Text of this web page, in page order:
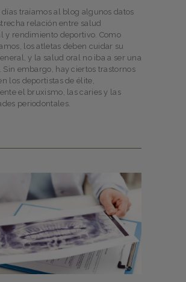
días traíamos al blog algunos datos
relación entre salud
y rendimiento deportivo. Como
los atletas deben cuidar su
y la salud oral no iba a ser una
Sin embargo, hay ciertos trastornos
los deportistas de élite,
el bruxismo, las caries y las
periodontales.